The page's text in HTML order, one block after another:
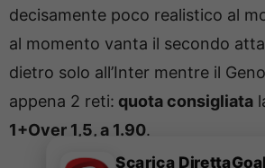
decisamente poco realistico al
al momento vanta il secondo
dietro solo all’Inter mentre il
appena 2 reti: quota consigliata
1+Over 1,5, a 1.90.
Scarica